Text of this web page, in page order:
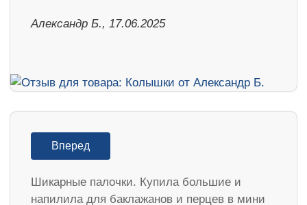
Александр Б., 17.06.2025
Вперед
Шикарные палочки. Купила большие и
напилила для баклажанов и перцев в мини